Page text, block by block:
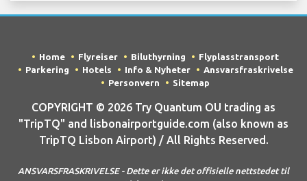
Home Flyreiser Biluthyrning
Flyplasstransport
Parkering
Hotels Info & Nyheter
Ansvarsfraskrivelse
Personvern
Sitemap
COPYRIGHT © 2026 Try Quantum OU trading as
"TripTQ" and lisbonairportguide.com (also known as
TripTQ Lisbon Airport) / All Rights Reserved.
ANSVARSFRASKRIVELSE - Dette er ikke det offisielle nettstedet til